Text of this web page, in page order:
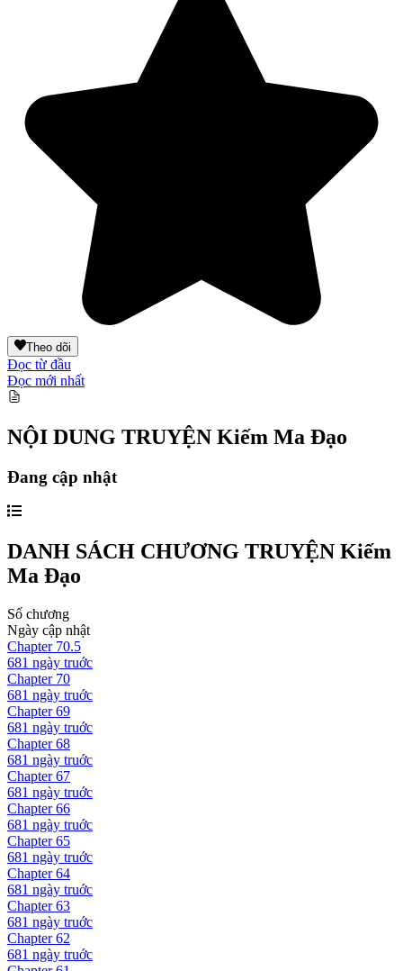
Theo dõi
Đọc từ đầu
Đọc mới nhất
NỘI DUNG TRUYỆN Kiếm Ma Đạo
Đang cập nhật
DANH SÁCH CHƯƠNG TRUYỆN Kiếm
Ma Đạo
Số chương
Ngày cập nhật
Chapter 70.5
681 ngày truớc
Chapter 70
681 ngày truớc
Chapter69
681 ngày truớc
Chapter68
681 ngày truớc
Chapter67
681 ngày truớc
Chapter66
681 ngày truớc
Chapter65
681 ngày truớc
Chapter64
681 ngày truớc
Chapter63
681 ngày truớc
Chapter62
681 ngày truớc